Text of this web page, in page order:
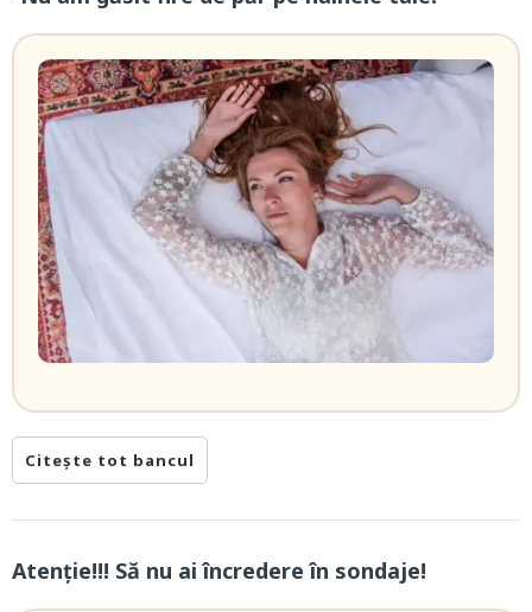
Citește tot bancul
Atenție!!! Să nu ai încredere în sondaje!